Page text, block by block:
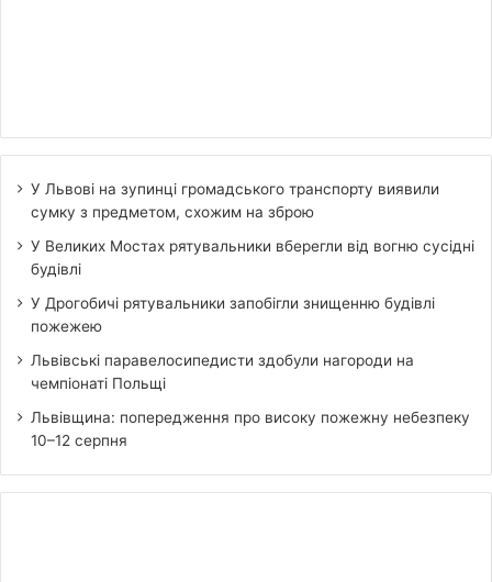
У Львові на зупинці громадського транспорту виявили
сумку з предметом, схожим на зброю
У Великих Мостах рятувальники вберегли від вогню сусідні
будівлі
У Дрогобичі рятувальники запобігли знищенню будівлі
пожежею
Львівські паравелосипедисти здобули нагороди на
чемпіонаті Польщі
Львівщина: попередження про високу пожежну небезпеку
10–12 серпня